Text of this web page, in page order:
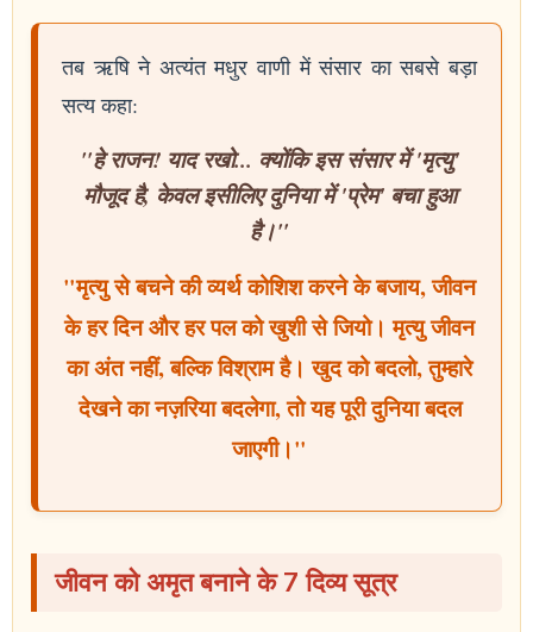
तब ऋषि ने अत्यंत मधुर वाणी में संसार का सबसे बड़ा
सत्य कहा:
"हे राजन! याद रखो... क्योंकि इस संसार में 'मृत्यु'
मौजूद है, केवल इसीलिए दुनिया में 'प्रेम' बचा हुआ
है।"
"मृत्यु से बचने की व्यर्थ कोशिश करने के बजाय, जीवन
के हर दिन और हर पल को खुशी से जियो। मृत्यु जीवन
का अंत नहीं, बल्कि विश्राम है। खुद को बदलो, तुम्हारे
देखने का नज़रिया बदलेगा, तो यह पूरी दुनिया बदल
जाएगी।"
जीवन को अमृत बनाने के 7 दिव्य सूत्र